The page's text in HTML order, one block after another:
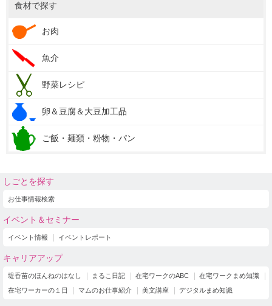
食材で探す
お肉
魚介
野菜レシピ
卵＆豆腐＆大豆加工品
ご飯・麺類・粉物・パン
しごとを探す
お仕事情報検索
イベント＆セミナー
イベント情報 イベントレポート
キャリアアップ
堤香苗のほんねのはなし まるこ日記 在宅ワークのABC
在宅ワークまめ知識
在宅ワーカーの１日
マムのお仕事紹介 美文講座 デジタルまめ知識